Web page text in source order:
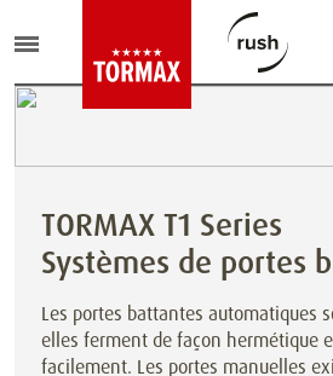
TORMAX T1 Series
Systèmes de portes
Les portes battantes automatiques
elles ferment de façon hermétique
facilement. Les portes manuelles